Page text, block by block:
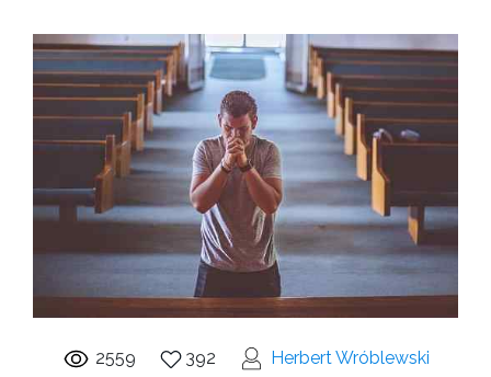
2559 392 Herbert Wróblewski